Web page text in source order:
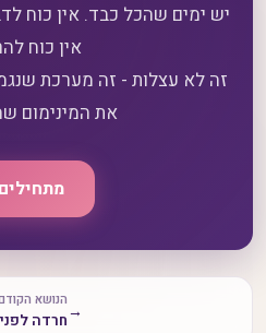
יש ימים שהכל כבד. אין כוח
זה לא עצלות - זה מערכת
את המינימום
→הנושא
חרדה